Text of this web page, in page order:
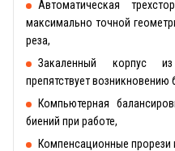
Автоматическая
максимально точной
реза,
Закаленный корпус из
препятствует возникновению
Компьютерная
биений при работе,
Компенсационные прорези